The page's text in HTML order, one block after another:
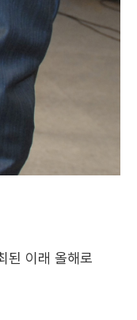
된 이래 올해로